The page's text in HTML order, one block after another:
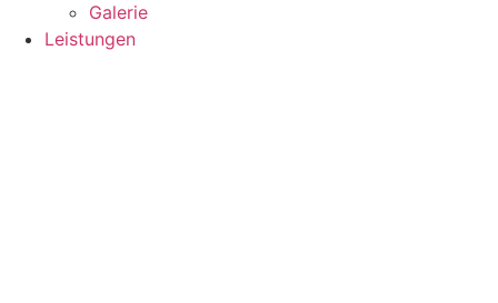
Galerie
Leistungen